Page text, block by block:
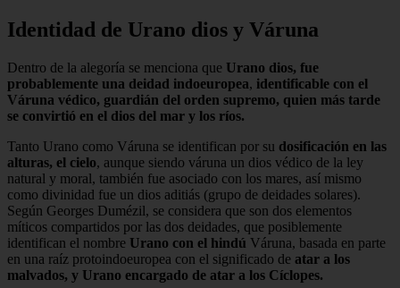
Identidad de Urano dios y Váruna
Dentro de la alegoría se menciona que Urano dios, fue
probablemente una deidad indoeuropea, identificable con el
Váruna védico, guardián del orden supremo, quien más tarde
se convirtió en el dios del mar y los ríos.
Tanto Urano como Váruna se identifican por su dosificación en las
alturas, el cielo, aunque siendo váruna un dios védico de la ley
natural y moral, también fue asociado con los mares, así mismo
como divinidad fue un dios aditiás (grupo de deidades solares).
Según Georges Dumézil, se considera que son dos elementos
míticos compartidos por las dos deidades, que posiblemente
identifican el nombre Urano con el hindú Váruna, basada en parte
en una raíz protoindoeuropea con el significado de atar a los
malvados, y Urano encargado de atar a los Cíclopes.